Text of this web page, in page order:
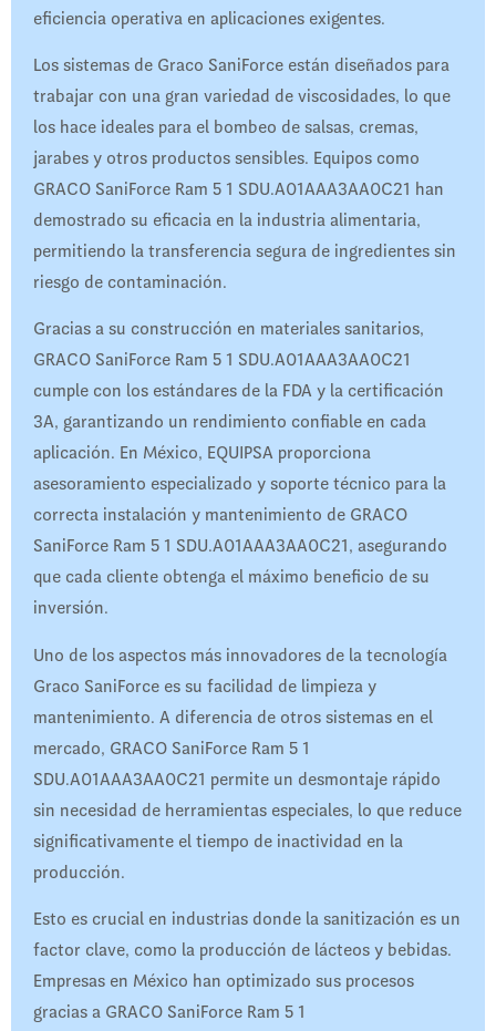
eficiencia operativa en aplicaciones exigentes.
Los sistemas de Graco SaniForce están diseñados para
trabajar con una gran variedad de viscosidades, lo que
los hace ideales para el bombeo de salsas, cremas,
jarabes y otros productos sensibles. Equipos como
GRACO SaniForce Ram 5 1 SDU.A01AAA3AA0C21 han
demostrado su eficacia en la industria alimentaria,
permitiendo la transferencia segura de ingredientes sin
riesgo de contaminación.
Gracias a su construcción en materiales sanitarios,
GRACO SaniForce Ram 5 1 SDU.A01AAA3AA0C21
cumple con los estándares de la FDA y la certificación
3A, garantizando un rendimiento confiable en cada
aplicación. En México, EQUIPSA proporciona
asesoramiento especializado y soporte técnico para la
correcta instalación y mantenimiento de GRACO
SaniForce Ram 5 1 SDU.A01AAA3AA0C21, asegurando
que cada cliente obtenga el máximo beneficio de su
inversión.
Uno de los aspectos más innovadores de la tecnología
Graco SaniForce es su facilidad de limpieza y
mantenimiento. A diferencia de otros sistemas en el
mercado, GRACO SaniForce Ram 5 1
SDU.A01AAA3AA0C21 permite un desmontaje rápido
sin necesidad de herramientas especiales, lo que reduce
significativamente el tiempo de inactividad en la
producción.
Esto es crucial en industrias donde la sanitización es un
factor clave, como la producción de lácteos y bebidas.
Empresas en México han optimizado sus procesos
gracias a GRACO SaniForce Ram 5 1